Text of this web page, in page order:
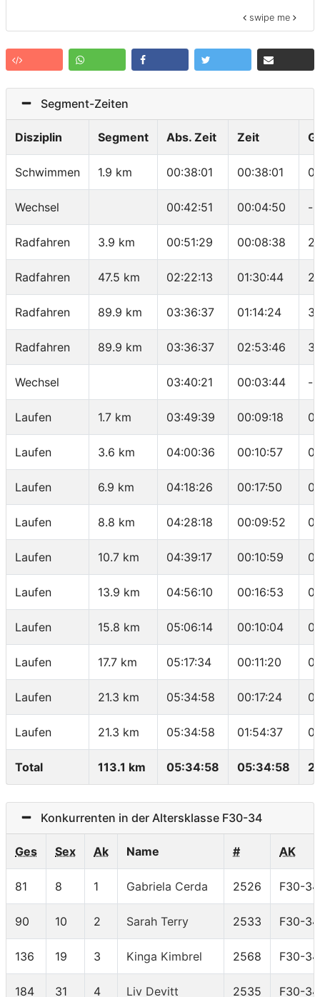
swipe me
Segment-Zeiten
Disziplin Segment Abs. Zeit Zeit
Schwimmen 1.9 km 00:38:01 00:38:01
Wechsel 00:42:51 00:04:50 -
Radfahren 3.9 km 00:51:29 00:08:38
Radfahren 47.5 km 02:22:13 01:30:44
Radfahren 89.9 km 03:36:37 01:14:24
Radfahren 89.9 km 03:36:37 02:53:46
Wechsel 03:40:21 00:03:44 -
Laufen 1.7 km 03:49:39 00:09:18
Laufen 3.6 km 04:00:36 00:10:57
Laufen 6.9 km 04:18:26 00:17:50
Laufen 8.8 km 04:28:18 00:09:52
Laufen 10.7 km 04:39:17 00:10:59
Laufen 13.9 km 04:56:10 00:16:53
Laufen 15.8 km 05:06:14 00:10:04
Laufen 17.7 km 05:17:34 00:11:20
Laufen 21.3 km 05:34:58 00:17:24
Laufen 21.3 km 05:34:58 01:54:37
Total 113.1 km 05:34:58 05:34:58
Konkurrenten in der Altersklasse F30-34
Ges Sex Ak Name # AK
81 8 1 Gabriela Cerda 2526 F30-34
90 10 2 Sarah Terry 2533 F30-34
136 19 3 Kinga Kimbrel 2568 F30-34
184 31 4 Liv Devitt 2535 F30-34